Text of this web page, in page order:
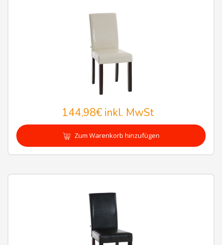
144,98€inkl. MwSt
Zum Warenkorb hinzufügen